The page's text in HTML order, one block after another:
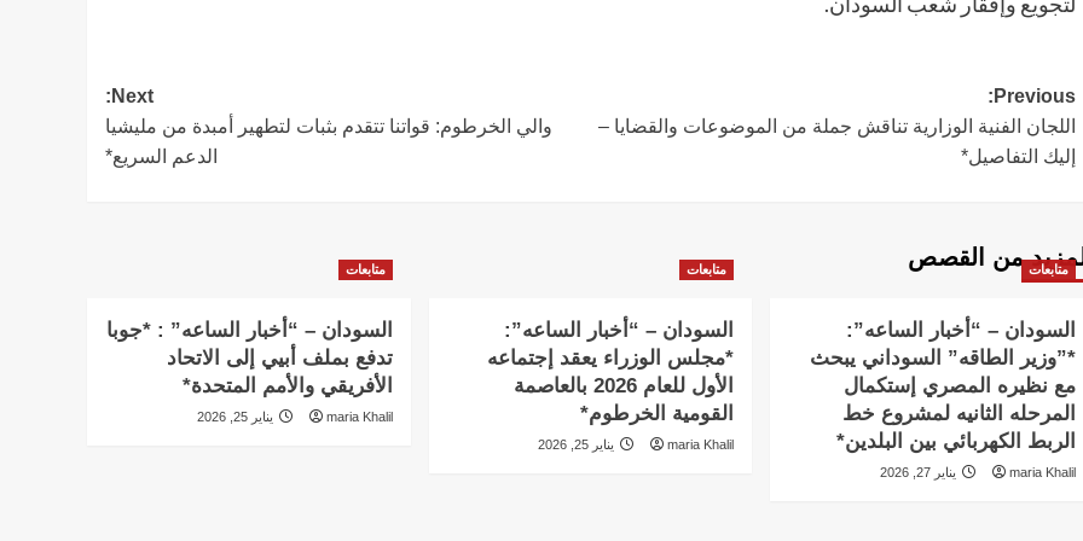
Post
navigation
Previous:
اللجان الفنية الوزارية تناقش جملة من الموضوعات والقضايا –
إليك التفاصيل*
Next:
والي الخرطوم: قواتنا تتقدم بثبات لتطهير أمبدة من مليشيا
الدعم السريع*
من القصص متابعات
السودان – “أخبار الساعه”:
*”وزير الطاقه” السوداني يبحث
مع نظيره المصري إستكمال
المرحله الثانيه لمشروع خط
الربط الكهربائي بين البلدين*
maria Khalil يناير 27, 2026
متابعات
السودان – “أخبار الساعه”:
*مجلس الوزراء يعقد إجتماعه
الأول للعام 2026 بالعاصمة
القومية الخرطوم*
maria Khalil يناير 25, 2026
متابعات
السودان – “أخبار الساعه” : *جوبا
تدفع بملف أبيي إلى الاتحاد
الأفريقي والأمم المتحدة*
maria Khalil يناير 25, 2026